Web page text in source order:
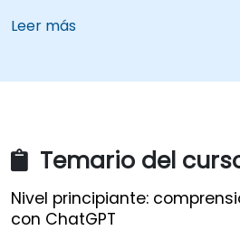
Leer más
Temario del
Nivel principiante:
con ChatGPT